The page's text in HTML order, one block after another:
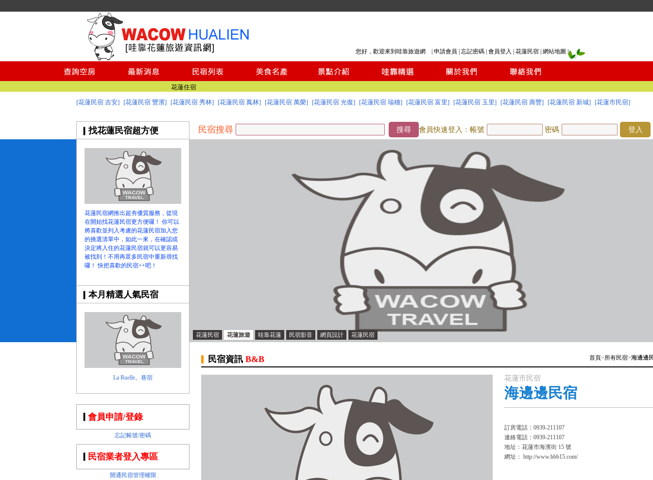
您好，歡迎來到哇靠旅遊網 | 申請會員 忘記密碼 會員登入 花蓮民宿 網站地圖
花蓮民宿
宜蘭民宿網-宜蘭旅遊最好的選擇
台東民宿
花蓮民宿最好的選擇，盡在哇靠花蓮民宿網
花蓮民宿推薦-就找哇靠花蓮民宿網
綠島民宿網，綠島民宿推薦
花蓮民宿最好的選擇，盡在哇靠花蓮民宿網
花蓮民宿推薦-就找哇靠花蓮民宿網
[花蓮民宿 吉安] [花蓮民宿 豐濱] [花蓮民宿 秀林] [花蓮民宿 鳳林] [花蓮民宿 萬榮] [花蓮民宿 光復] [花蓮民宿 瑞穗] [花蓮民宿 富里] [花蓮民宿 玉里] [花蓮民宿 壽豐] [花蓮民宿 新城] [花蓮市民宿]
找花蓮民宿超方便
花蓮民宿網推出超夯優質服務，從現
在開始找花蓮民宿更方便囉！ 你可以
將喜歡並列入考慮的花蓮民宿加入您
的挑選清單中，如此一來，在確認或
決定將入住的花蓮民宿就可以更容易
被找到！不用再眾多民宿中重新尋找
囉！ 快把喜歡的民宿++吧！
本月精選人氣民宿
La Ruelle。巷宿
花蓮民宿 花蓮旅遊 哇靠花蓮 民宿影音 網頁設計 花蓮民宿
民宿搜尋 搜尋 會員快速登入：帳號 密碼 登入
會員申請/登錄
忘記帳號/密碼
民宿業者登入專區
開通民宿管理權限
民宿資訊 B&B 首頁>所有民宿>海邊邊
花蓮市民宿
海邊邊民宿
訂房電話：0939-211107
連絡電話：0939-211107
地址：花蓮市海濱街 15 號
網址： http://www.hbb15.com/